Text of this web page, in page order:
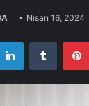
Nisan 16, 2024
LinkedInTumblr